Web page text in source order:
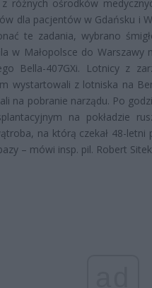
z różnych ośrodków
dla pacjentów w Gdańsku i
te zadania, wybrano
w Małopolsce do Warszawy
Bella-407GXi. Lotnicy z
wystartowali z lotniska na
na pobranie narządu. Po
na pokładzie
na którą czekał 48-letni
– mówi insp. pil. Robert